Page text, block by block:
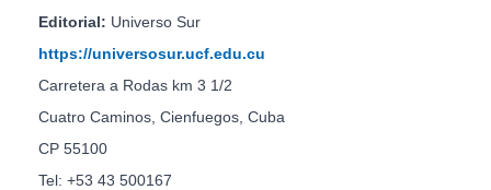
Editorial: Universo Sur
https://universosur.ucf.edu.cu
Carretera a Rodas km 3 1/2
Cuatro Caminos, Cienfuegos, Cuba
CP 55100
Tel: +53 43 500167